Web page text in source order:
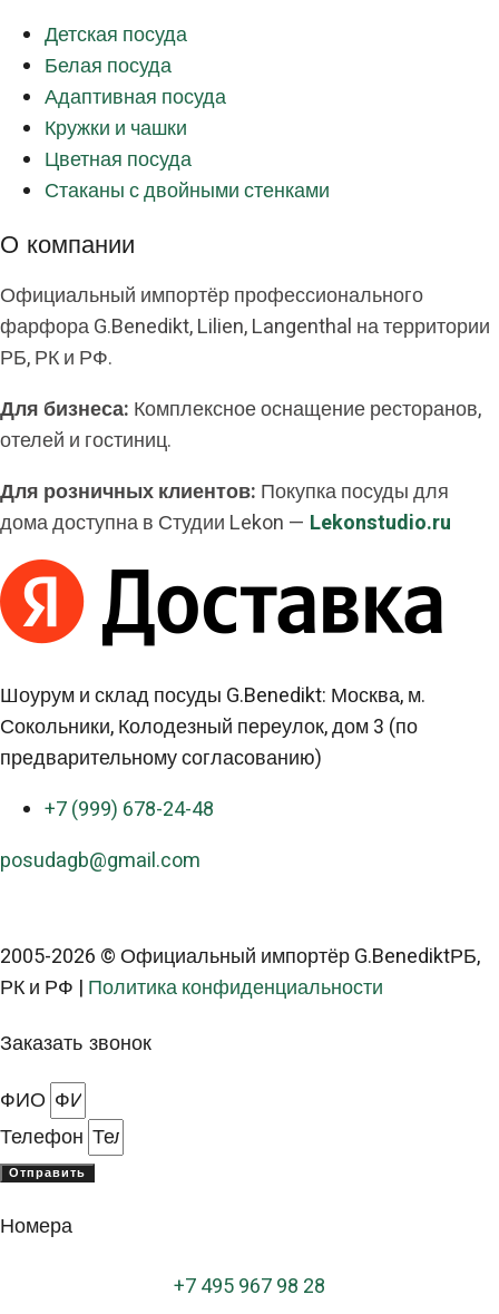
Детская посуда
Белая посуда
Адаптивная посуда
Кружки и чашки
Цветная посуда
Стаканы с двойными стенками
О компании
Официальный импортёр профессионального
фарфора G.Benedikt, Lilien, Langenthal на территории
РБ, РК и РФ.
Для бизнеса: Комплексное оснащение ресторанов,
отелей и гостиниц.
Для розничных клиентов: Покупка посуды для
дома доступна в Студии Lekon — Lekonstudio.ru
Шоурум и склад посуды G.Benedikt: Москва, м.
Сокольники, Колодезный переулок, дом 3 (по
предварительному согласованию)
+7 (999) 678-24-48
posudagb@gmail.com
2005-2026 © Официальный импортёр G.BenediktРБ,
РК и РФ | Политика конфиденциальности
Заказать звонок
ФИО
Телефон
Отправить
Номера
+7 495 967 98 28